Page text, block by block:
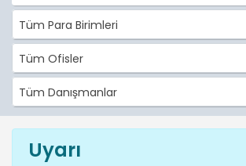
Tüm Para Birimleri
Tüm Ofisler
Tüm Danışmanlar
Uyarı